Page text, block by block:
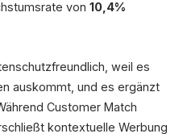
von 10,4%
weil es
auskommt, und es ergänzt
Customer Match
kontextuelle Werbung